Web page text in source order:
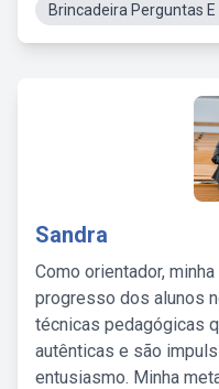
Brincadeira Perguntas
Sandra
Como orientador,
progresso dos alunos
técnicas pedagógicas
autênticas e são
entusiasmo. Minha